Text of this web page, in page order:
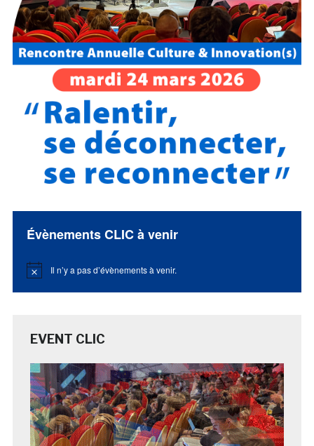
Évènements CLIC à venir
Notice Il n’y a pas d’évènements à venir.
EVENT CLIC